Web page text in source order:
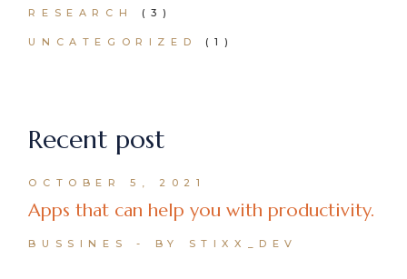
RESEARCH (3)
UNCATEGORIZED (1)
Recent post
OCTOBER 5, 2021
Apps that can help you with productivity.
BUSSINES BY STIXX_DEV